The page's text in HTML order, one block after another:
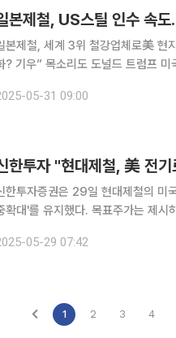
본제철, US스틸 인수 속
본제철, 세계 3위 철강업체로美 현
” 목소리도 도널드 트럼프 미국 대통령이 일본제철의 미국 철강기업 US스틸 인수를 승인
할 수 있는 ‘황금주’를 받는 방안을
05-31 09:00
한투자증권은 29일 현대제철의 미
대'를 유지했다. 목표주가는 제시하지 않았다. 박광래 신한투자증권
05-29 07:42
1 2 3 4